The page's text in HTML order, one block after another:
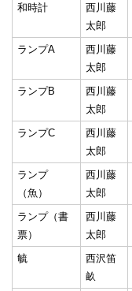
和時計
西川藤
太郎
ランプA
西川藤
太郎
ランプB
西川藤
太郎
ランプC
西川藤
太郎
ランプ
（魚）
西川藤
太郎
ランプ（書
票）
西川藤
太郎
毓
西沢笛
畝